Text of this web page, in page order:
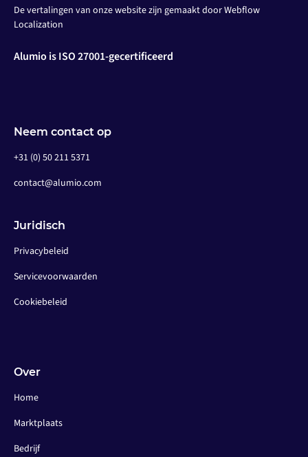
De vertalingen van onze website zijn gemaakt door Webflow
Localization
Alumio is ISO 27001-gecertificeerd
Neem contact op
+31 (0) 50 211 5371
contact@alumio.com
Juridisch
Privacybeleid
Servicevoorwaarden
Cookiebeleid
Over
Home
Marktplaats
Bedrijf